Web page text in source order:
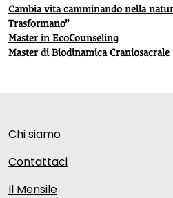
Cambia vita camminando nella
Trasformano”
Master in EcoCounseling
Master di Biodinamica Craniosacrale
Chi siamo
Contattaci
Il Mensile